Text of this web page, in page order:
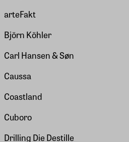
arteFakt
Björn Köhler
Carl Hansen & Søn
Caussa
Coastland
Cuboro
Drilling Die Destille